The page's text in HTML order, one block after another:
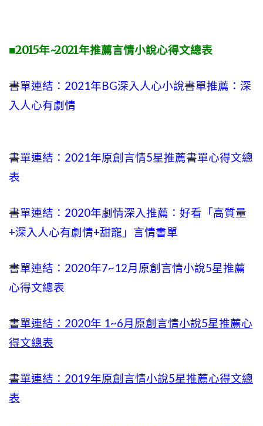
■2015年~2021年推薦言情小說心得文總表
書單連結：2021年BG深入人心小說書單推薦：深
入人心有劇情
書單連結：2021年原創言情5星推薦書單心得文總
表
書單連結：2020年劇情深入推薦：好看「高質量
+深入人心有劇情+甜寵」言情書單
書單連結：2020年7~12月原創言情小說5星推薦
心得文總表
書單連結：2020年 1~6月原創言情小說5星推薦心
得文總表
書單連結：2019年原創言情小說5星推薦心得文總
表